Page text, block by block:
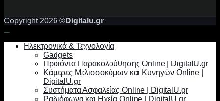
Copyright 2026 ©Digitalu.gr
Ηλεκτρονικά & Τεχνολογία
Gadgets
Προϊόντα Παρακολούθησης Online | DigitalU.gr
Κάμερες Μελισσοκόμων και Κυνηγών Online |
DigitalU.gr
Συστήματα Ασφαλείας Online | DigitalU.gr
Ραδιόφωνα και Ηχεία Online | DigitalU.gr